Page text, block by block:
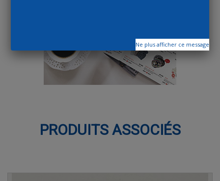
PRODUITS ASSOCIÉS
Ne plus afficher ce message